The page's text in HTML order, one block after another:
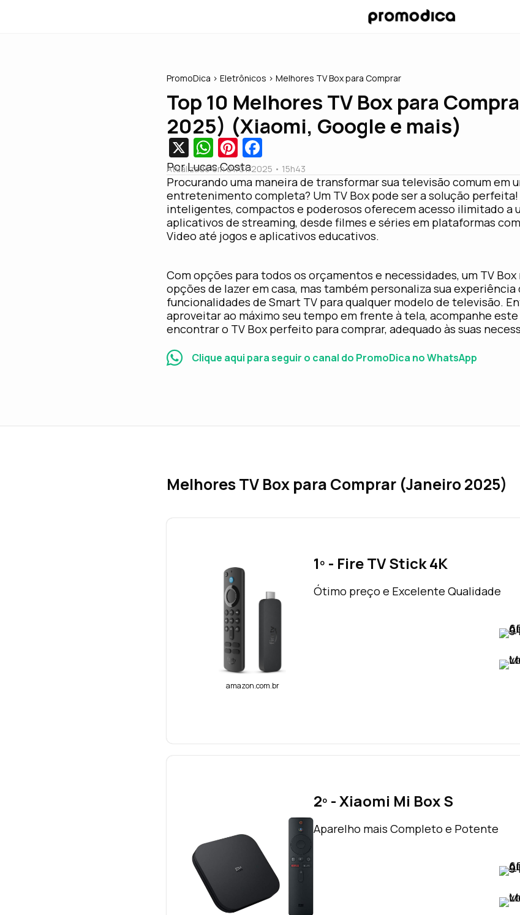
PromoDica > Eletrônicos > Melhores TV Box para Comprar
Top 10 Melhores TV Box para
2025) (Xiaomi, Google e mais)
X W
h
at
s
A
p
p
Pi
nt
er
e
st
c
e
b
o
o
k
Por Lucas Costa
Atualizado em 01/01/2025 • 15h43
Procurando uma maneira de transformar sua televisão comum em
entretenimento completa? Um TV Box pode ser a solução
inteligentes, compactos e poderosos oferecem acesso ilimitado a
aplicativos de streaming, desde filmes e séries em plataformas
Video até jogos e aplicativos educativos.
Com opções para todos os orçamentos e necessidades, um TV Box
opções de lazer em casa, mas também personaliza sua
funcionalidades de Smart TV para qualquer modelo de televisão.
aproveitar ao máximo seu tempo em frente à tela, acompanhe
encontrar o TV Box perfeito para comprar, adequado às suas
Clique aqui para seguir o canal do PromoDica no WhatsApp
Melhores TV Box para Comprar (Janeiro 2025)
amazon.com.br
1º - Fire TV Stick 4K
Ótimo preço e Excelente Qualidade
2º - Xiaomi Mi Box S
Aparelho mais Completo e Potente